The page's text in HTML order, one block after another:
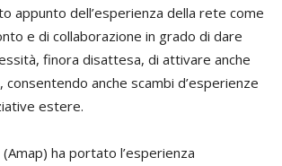
appunto dell’esperienza della rete come
e di collaborazione in grado di dare
finora disattesa, di attivare anche
consentendo anche scambi d’esperienze
estere.
(Amap) ha portato l’esperienza